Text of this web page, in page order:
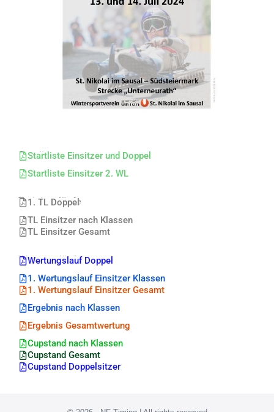
Startlisten
Startliste Einsitzer und Doppel
Startliste Einsitzer 2. WL
Trainingsläufe
1. TL Doppel
TL Einsitzer nach Klassen
TL Einsitzer Gesamt
Wertungsläufe
Wertungslauf Doppel
1. Wertungslauf Einsitzer Klassen
1. Wertungslauf Einsitzer Gesamt
Ergebnis nach Klassen
Ergebnis Gesamtwertung
Cupstand nach Klassen
Cupstand Gesamt
Cupstand Doppelsitzer